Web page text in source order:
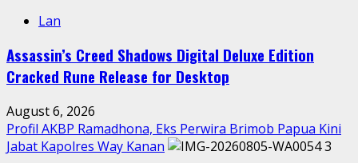
Lan
Assassin’s Creed Shadows Digital Deluxe Edition
Cracked Rune Release for Desktop
August 6, 2026
Profil AKBP Ramadhona, Eks Perwira Brimob Papua Kini
Jabat Kapolres Way Kanan
3